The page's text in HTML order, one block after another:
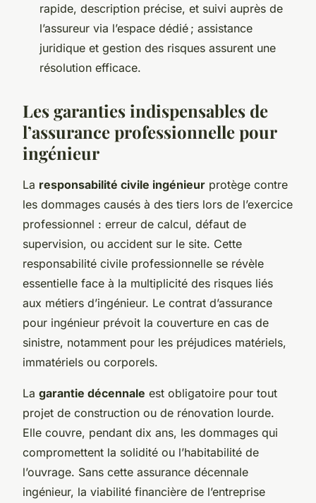
rapide, description précise, et suivi auprès de
l’assureur via l’espace dédié ; assistance
juridique et gestion des risques assurent une
résolution efficace.
Les garanties indispensables de
l’assurance professionnelle pour
ingénieur
La responsabilité civile ingénieur protège contre
les dommages causés à des tiers lors de l’exercice
professionnel : erreur de calcul, défaut de
supervision, ou accident sur le site. Cette
responsabilité civile professionnelle se révèle
essentielle face à la multiplicité des risques liés
aux métiers d’ingénieur. Le contrat d’assurance
pour ingénieur prévoit la couverture en cas de
sinistre, notamment pour les préjudices matériels,
immatériels ou corporels.
La garantie décennale est obligatoire pour tout
projet de construction ou de rénovation lourde.
Elle couvre, pendant dix ans, les dommages qui
compromettent la solidité ou l’habitabilité de
l’ouvrage. Sans cette assurance décennale
ingénieur, la viabilité financière de l’entreprise